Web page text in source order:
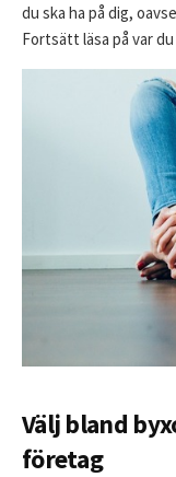
du ska ha på dig,
Fortsätt läsa på var
Välj bland
företag